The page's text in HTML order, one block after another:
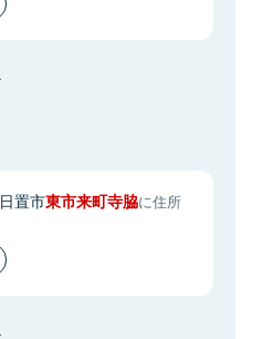
日置市東市来町寺脇に住所